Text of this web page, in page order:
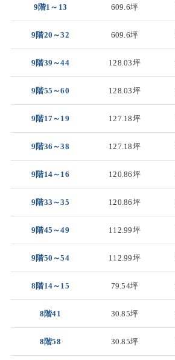
9階1～13 609.6坪
9階20～32 609.6坪
9階39～44 128.03坪
9階55～60 128.03坪
9階17～19 127.18坪
9階36～38 127.18坪
9階14～16 120.86坪
9階33～35 120.86坪
9階45～49 112.99坪
9階50～54 112.99坪
8階14～15 79.54坪
8階41 30.85坪
8階58 30.85坪